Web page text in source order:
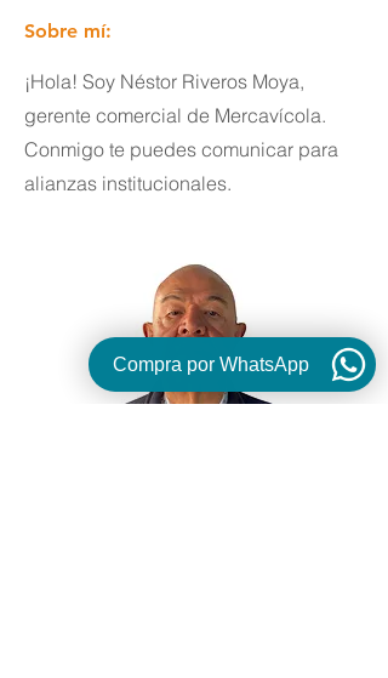
Sobre mí:
¡Hola! Soy Néstor Riveros Moya,
gerente comercial de Mercavícola.
Conmigo te puedes comunicar para
alianzas institucionales.
Compra por WhatsApp